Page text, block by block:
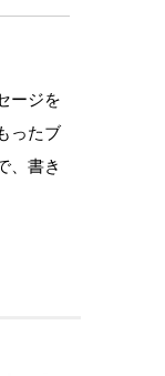
ージを
ったブ
、書き